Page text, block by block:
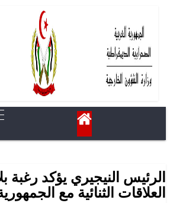
الرئيس النيجيري يؤكد رغبة
العلاقات الثنائية مع